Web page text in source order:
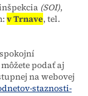
(SOI),
v Trnave, tel.
podať aj
na webovej
staznosti-